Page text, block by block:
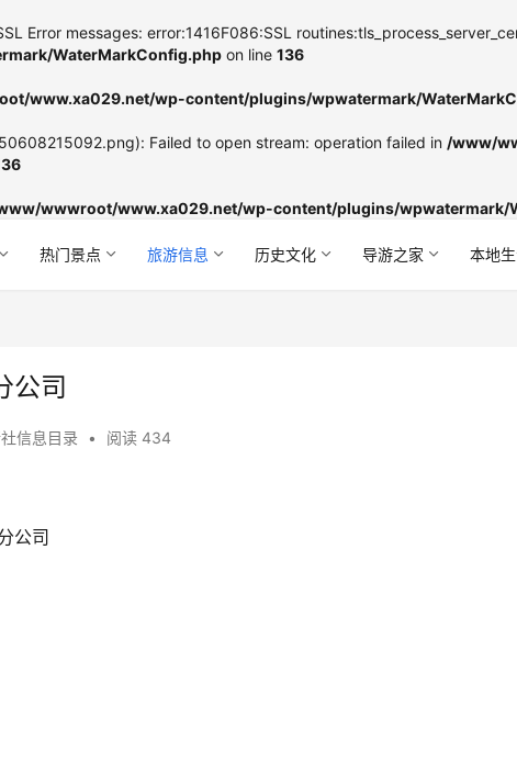
Error messages: error:1416F086:SSL
WaterMarkConfig.php on line 136
www.xa029.net/wp-content/plugins/wpwatermark/
Failed to open stream: operation failed in /www/
wwwroot/www.xa029.net/wp-content/plugins/wpwatermark/
热门景点 旅游信息 历史文化 导游之家 本地
公司
信息目录 • 阅读 434
公司